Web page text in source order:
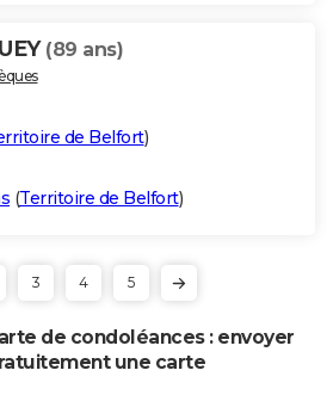
(89 ans)
de Belfort)
(Territoire de Belfort)
3 4 5
de condoléances : envoyer
une carte